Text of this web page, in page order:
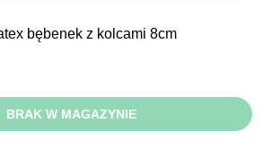
bębenek z kolcami 8cm
BRAK W MAGAZYNIE